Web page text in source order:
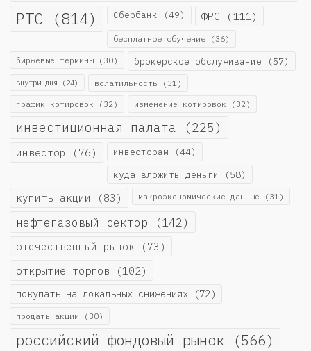
РТС (814) Сбербанк (49) ФРС (111)
бесплатное обучение (36)
биржевые термины (30) брокерское обслуживание (57)
внутри дня (24) волатильность (31)
график котировок (32) изменение котировок (32)
инвестиционная палата (225)
инвестор (76) инвесторам (44)
куда вложить деньги (58)
купить акции (83) макроэкономические данные (31)
нефтегазовый сектор (142)
отечественный рынок (73)
открытие торгов (102)
покупать на локальных снижениях (72)
продать акции (30)
российский фондовый рынок (566)